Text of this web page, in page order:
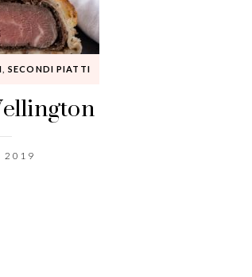
,SECONDI PIATTI
2019